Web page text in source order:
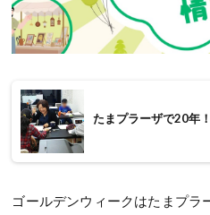
たまプラーザで20年
ゴールデンウィークはたまプラ